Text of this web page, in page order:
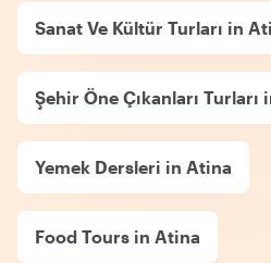
Sanat Ve Kültür Turları in
Şehir Öne Çıkanları Turları
Yemek Dersleri in Atina
Food Tours in Atina